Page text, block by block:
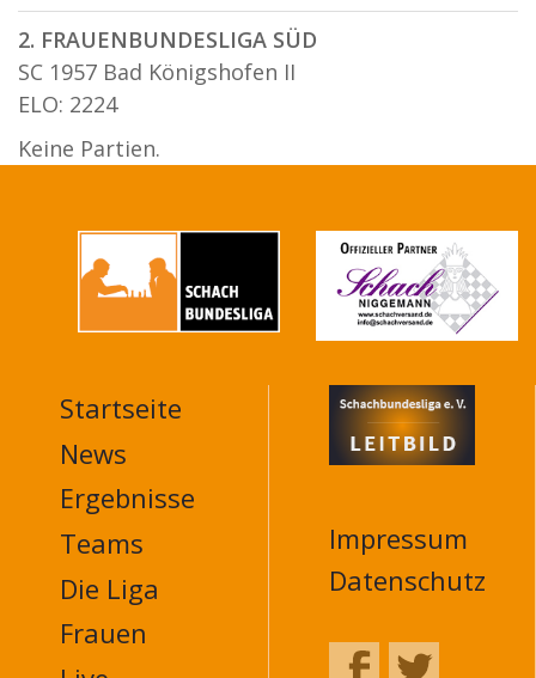
2. FRAUENBUNDESLIGA SÜD
SC 1957 Bad Königshofen II
ELO: 2224
Keine Partien.
MAIN
NAVIGATION
FOOTER
Startseite
News
Ergebnisse
Teams
Die Liga
Frauen
Impressum
Datenschutz